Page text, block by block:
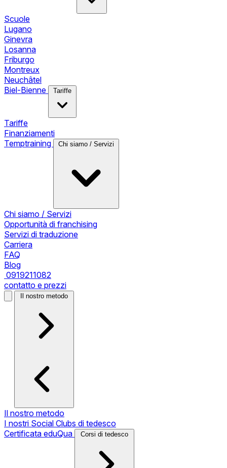
Scuole
Lugano
Ginevra
Losanna
Friburgo
Montreux
Neuchâtel
Biel-Bienne
Tariffe
Tariffe
Finanziamenti
Temptraining
Chi siamo / Servizi
Chi siamo / Servizi
Opportunità di franchising
Servizi di traduzione
Carriera
FAQ
Blog
0919211082
contatto e prezzi
Il nostro metodo
Il nostro metodo
I nostri Social Clubs di tedesco
Certificata eduQua
Corsi di tedesco